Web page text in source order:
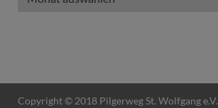
Copyright © 2018 Pilgerweg St. Wolfgang e.V.